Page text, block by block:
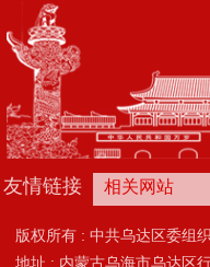
友情链接 相关网站
版权所有 : 中共乌达区委组
地址 : 内蒙古乌海市乌达区